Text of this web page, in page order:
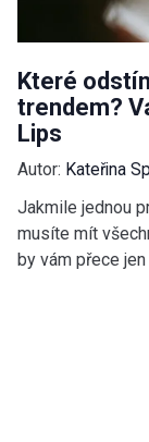
Které
trendem?
Lips
Autor: Kateřina
Jakmile jednou
musíte mít
by vám přece